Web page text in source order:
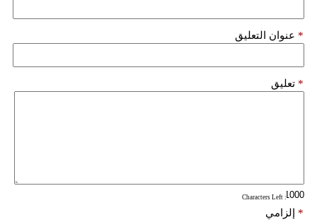
عنوان التعليق *
تعليق *
: Characters Left
إلزامي *